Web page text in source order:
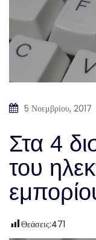
5 Νοεμβρίου, 2017
Στα 4
του
Θεάσεις:471